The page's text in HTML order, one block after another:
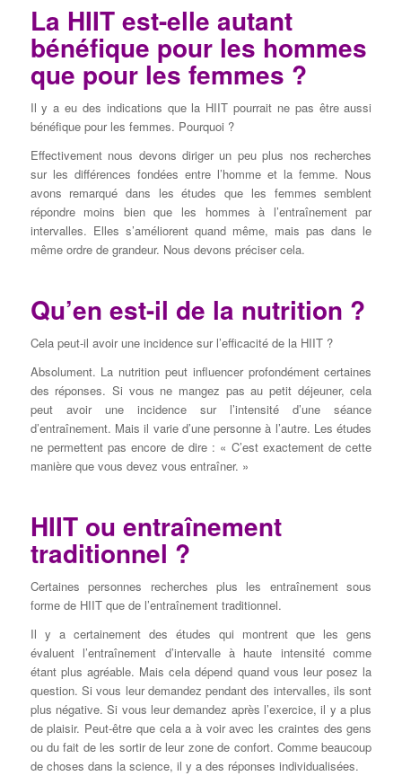
La HIIT est-elle autant
bénéfique pour les hommes
que pour les femmes ?
Il y a eu des indications que la HIIT pourrait ne pas être aussi
bénéfique pour les femmes. Pourquoi ?
Effectivement nous devons diriger un peu plus nos recherches
sur les différences fondées entre l’homme et la femme. Nous
avons remarqué dans les études que les femmes semblent
répondre moins bien que les hommes à l’entraînement par
intervalles. Elles s’améliorent quand même, mais pas dans le
même ordre de grandeur. Nous devons préciser cela.
Qu’en est-il de la nutrition ?
Cela peut-il avoir une incidence sur l’efficacité de la HIIT ?
Absolument. La nutrition peut influencer profondément certaines
des réponses. Si vous ne mangez pas au petit déjeuner, cela
peut avoir une incidence sur l’intensité d’une séance
d’entraînement. Mais il varie d’une personne à l’autre. Les études
ne permettent pas encore de dire : « C’est exactement de cette
manière que vous devez vous entraîner. »
HIIT ou entraînement
traditionnel ?
Certaines personnes recherches plus les entraînement sous
forme de HIIT que de l’entraînement traditionnel.
Il y a certainement des études qui montrent que les gens
évaluent l’entraînement d’intervalle à haute intensité comme
étant plus agréable. Mais cela dépend quand vous leur posez la
question. Si vous leur demandez pendant des intervalles, ils sont
plus négative. Si vous leur demandez après l’exercice, il y a plus
de plaisir. Peut-être que cela a à voir avec les craintes des gens
ou du fait de les sortir de leur zone de confort. Comme beaucoup
de choses dans la science, il y a des réponses individualisées.